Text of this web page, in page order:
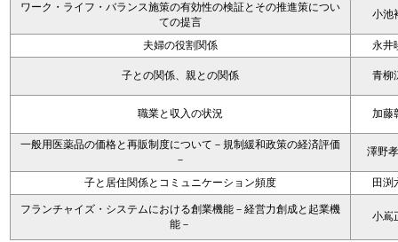
ワーク・ライフ・バランス施策の有効性の検証とその推進策につい
ての提言
小池
夫婦の役割関係 永井
子との関係、親との関係 青柳
職業と収入の状況 加藤
一般用医薬品の価格と再販制度について－規制緩和政策の経済評価
－
澤野
子と居住関係とコミュニケーション頻度 田渕
フランチャイズ・システムにおける創業機能－経営力創成と起業機
能－
小嶌